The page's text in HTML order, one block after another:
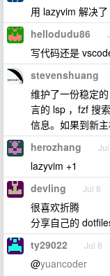
用 lazyvim 解决了
hellodudu86
写代码还是
stevenshuang
维护了一份稳定
言的 lsp ，fzf 搜
信息。如果到新
herozhang
lazyvim +1
devling Jul 8
很喜欢折腾
分享自己的
ty29022 Jul 8
@yuancoder